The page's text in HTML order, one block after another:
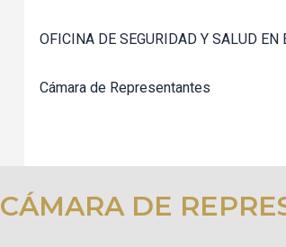
OFICINA DE SEGURIDAD Y SALUD EN
Cámara de Representantes
CÁMARA DE